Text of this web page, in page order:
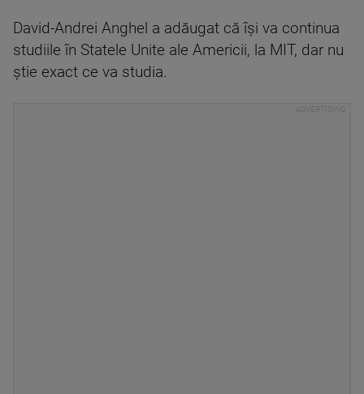
David-Andrei Anghel a adăugat că îşi va continua
studiile în Statele Unite ale Americii, la MIT, dar nu
ştie exact ce va studia.